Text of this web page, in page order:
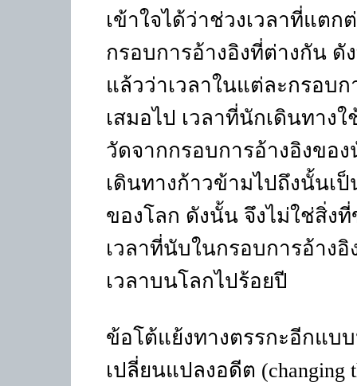
เข้าใจได้ว่าช่วงเวลาที่แต
กรอบการอ้างอิงที่ต่างกัน
แล้วว่าเวลาในแต่ละกรอบ
เสมอไป เวลาที่นักเดินทาง
วัดจากกรอบการอ้างอิงขอ
เดินทางก้าวข้ามไปถึงนั้นเ
ของโลก ดังนั้น จึงไม่ใช่สิ่ง
เวลาที่นับในกรอบการอ้าง
เวลาบนโลกไปร้อยปี
ข้อโต้แย้งทางตรรกะอีกแบ
เปลี่ยนแปลงอดีต (changing